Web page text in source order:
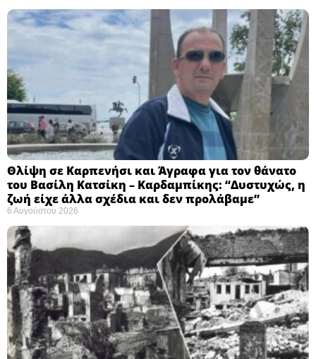
Θλίψη σε Καρπενήσι και Άγραφα για τον θάνατο
του Βασίλη Κατσίκη – Καρδαμπίκης: “Δυστυχώς, η
ζωή είχε άλλα σχέδια και δεν προλάβαμε”
6 Αυγούστου 2026